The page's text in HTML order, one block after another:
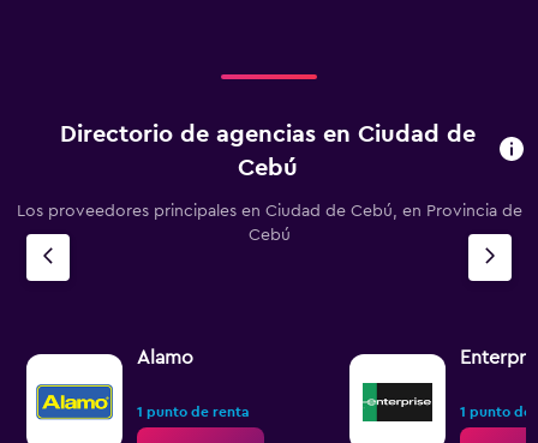
Directorio de agencias en Ciudad de
Cebú
Los proveedores principales en Ciudad de Cebú, en Provincia de
Cebú
Alamo
1 punto de renta 1 punto de